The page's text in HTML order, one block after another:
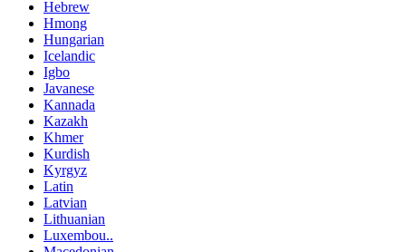
Hebrew
Hmong
Hungarian
Icelandic
Igbo
Javanese
Kannada
Kazakh
Khmer
Kurdish
Kyrgyz
Latin
Latvian
Lithuanian
Luxembou..